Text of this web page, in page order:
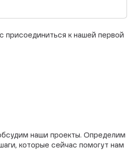
присоединиться к нашей первой
наши проекты. Определим
которые сейчас помогут нам